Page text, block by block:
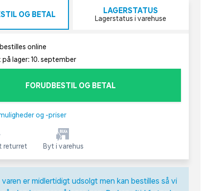
OG BETAL LAGERSTATUS
Lagerstatus i varehuse
online
lager: 10. september
FORUDBESTIL OG BETAL
og -priser
returret Byt i varehus
varen er midlertidigt udsolgt men kan bestilles så vi